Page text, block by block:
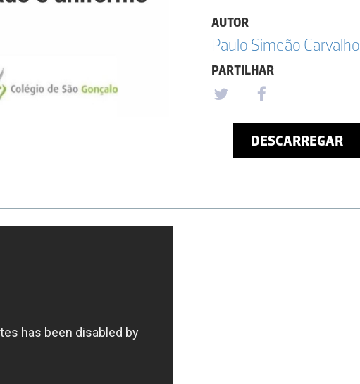
AUTOR
Paulo Simeão Carvalho
PARTILHAR
DESCARREGAR